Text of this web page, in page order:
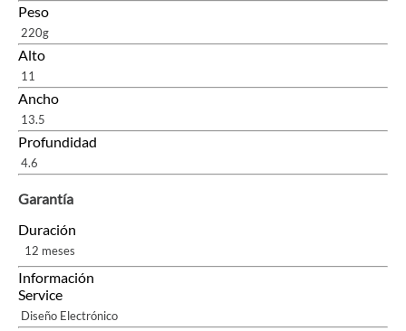
Peso
220g
Alto
11
Ancho
13.5
Profundidad
4.6
Garantía
Duración
12 meses
Información
Service
Diseño Electrónico